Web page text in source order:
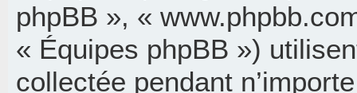
phpBB », «
« Équipes phpBB »)
collectée pendant